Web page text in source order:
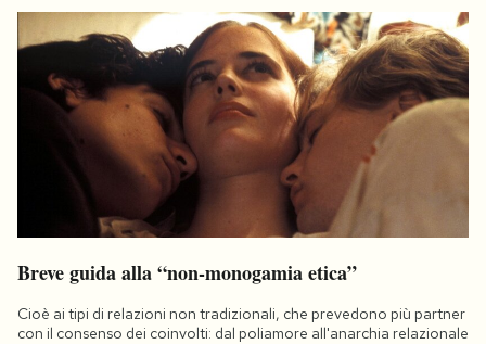
Breve guida alla “non-monogamia etica”
Cioè ai tipi di relazioni non tradizionali, che prevedono più partner
con il consenso dei coinvolti: dal poliamore all'anarchia relazionale